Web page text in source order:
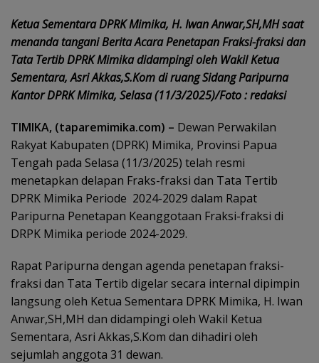
Ketua Sementara DPRK Mimika, H. Iwan Anwar,SH,MH saat
menanda tangani Berita Acara Penetapan Fraksi-fraksi dan
Tata Tertib DPRK Mimika didampingi oleh Wakil Ketua
Sementara, Asri Akkas,S.Kom di ruang Sidang Paripurna
Kantor DPRK Mimika, Selasa (11/3/2025)/Foto : redaksi
TIMIKA, (taparemimika.com) – Dewan Perwakilan
Rakyat Kabupaten (DPRK) Mimika, Provinsi Papua
Tengah pada Selasa (11/3/2025) telah resmi
menetapkan delapan Fraks-fraksi dan Tata Tertib
DPRK Mimika Periode 2024-2029 dalam Rapat
Paripurna Penetapan Keanggotaan Fraksi-fraksi di
DRPK Mimika periode 2024-2029.
Rapat Paripurna dengan agenda penetapan fraksi-
fraksi dan Tata Tertib digelar secara internal dipimpin
langsung oleh Ketua Sementara DPRK Mimika, H. Iwan
Anwar,SH,MH dan didampingi oleh Wakil Ketua
Sementara, Asri Akkas,S.Kom dan dihadiri oleh
sejumlah anggota 31 dewan.